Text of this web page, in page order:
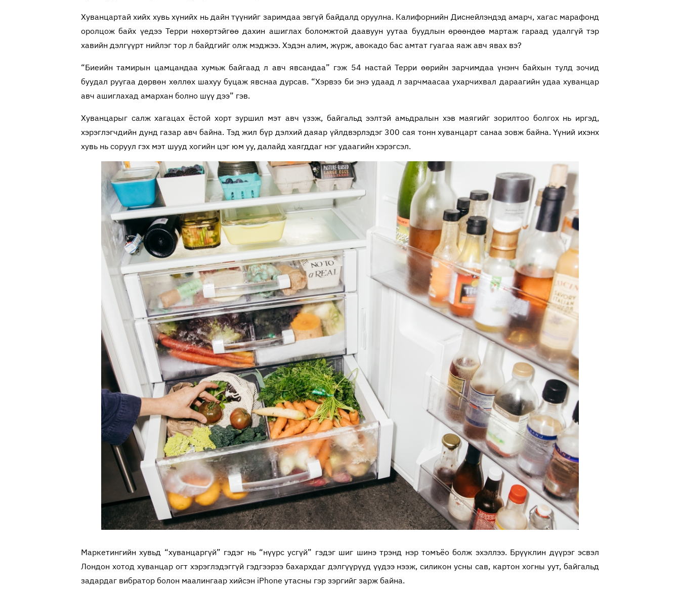
Хуванцартай хийх хувь хүнийх нь дайн түүнийг заримдаа эвгүй байдалд оруулна. Калифорнийн Диснейлэндэд амарч, хагас марафонд
оролцож байх үедээ Терри нөхөртэйгөө дахин ашиглах боломжтой даавуун уутаа буудлын өрөөндөө мартаж гараад удалгүй тэр
хавийн дэлгүүрт нийлэг тор л байдгийг олж мэджээ. Хэдэн алим, жүрж, авокадо бас амтат гуагаа яаж авч явах вэ?
“Биеийн тамирын цамцандаа хумьж байгаад л авч явсандаа” гэж 54 настай Терри өөрийн зарчимдаа үнэнч байхын тулд зочид
буудал руугаа дөрвөн хөллөх шахуу буцаж явснаа дурсав. “Хэрвээ би энэ удаад л зарчмаасаа ухарчихвал дараагийн удаа хуванцар
авч ашиглахад амархан болно шүү дээ” гэв.
Хуванцарыг салж хагацах ёстой хорт зуршил мэт авч үзэж, байгальд ээлтэй амьдралын хэв маягийг зорилтоо болгох нь иргэд,
хэрэглэгчдийн дунд газар авч байна. Тэд жил бүр дэлхий даяар үйлдвэрлэдэг 300 сая тонн хуванцарт санаа зовж байна. Үүний ихэнх
хувь нь соруул гэх мэт шууд хогийн цэг юм уу, далайд хаягддаг нэг удаагийн хэрэгсэл.
Маркетингийн хувьд “хуванцаргүй” гэдэг нь “нүүрс усгүй” гэдэг шиг шинэ трэнд нэр томъёо болж эхэллээ. Брүүклин дүүрэг эсвэл
Лондон хотод хуванцар огт хэрэглэдэггүй гэдгээрээ бахархдаг дэлгүүрүүд үүдээ нээж, силикон усны сав, картон хогны уут, байгальд
задардаг вибратор болон маалингаар хийсэн iPhone утасны гэр зэргийг зарж байна.